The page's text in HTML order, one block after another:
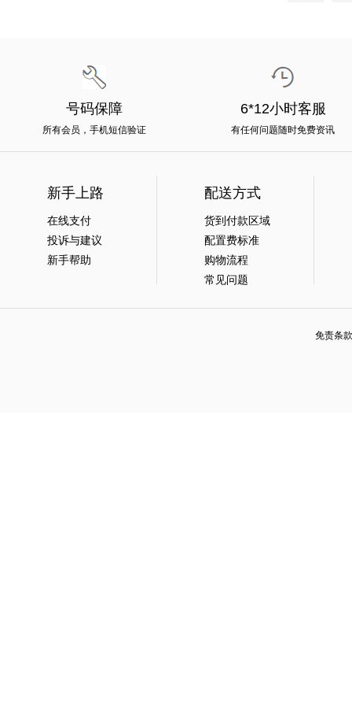
号码保障
所有会员，手机短信验证
6*12小时客服
有任何问题随时免费资讯
新手上路
在线支付
投诉与建议
新手帮助
配送方式
货到付款区域
配置费标准
购物流程
常见问题
免责条款